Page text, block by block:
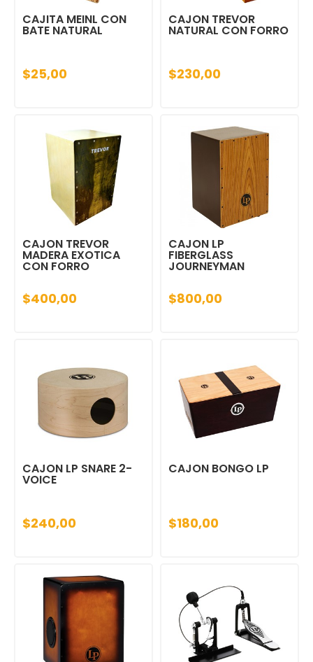
CAJITA MEINL CON
BATE NATURAL
$25,00
CAJON TREVOR
NATURAL CON FORRO
$230,00
CAJON TREVOR
MADERA EXOTICA
CON FORRO
$400,00
CAJON LP
FIBERGLASS
JOURNEYMAN
$800,00
CAJON LP SNARE 2-
VOICE
$240,00
CAJON BONGO LP
$180,00